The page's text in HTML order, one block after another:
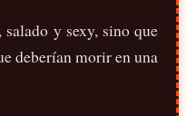
y sexy, sino que
deberían morir en una